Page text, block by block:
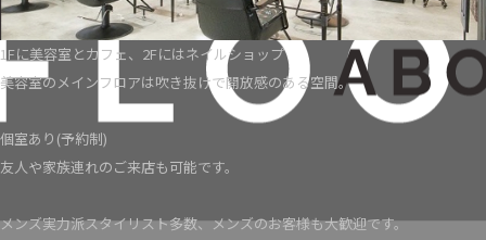
1Fに美容室とカフェ、2Fにはネイルショップ
美容室のメインフロアは吹き抜けで開放感のある空間。
個室あり(予約制)
友人や家族連れのご来店も可能です。
メンズ実力派スタイリスト多数、メンズのお客様も大歓迎です。